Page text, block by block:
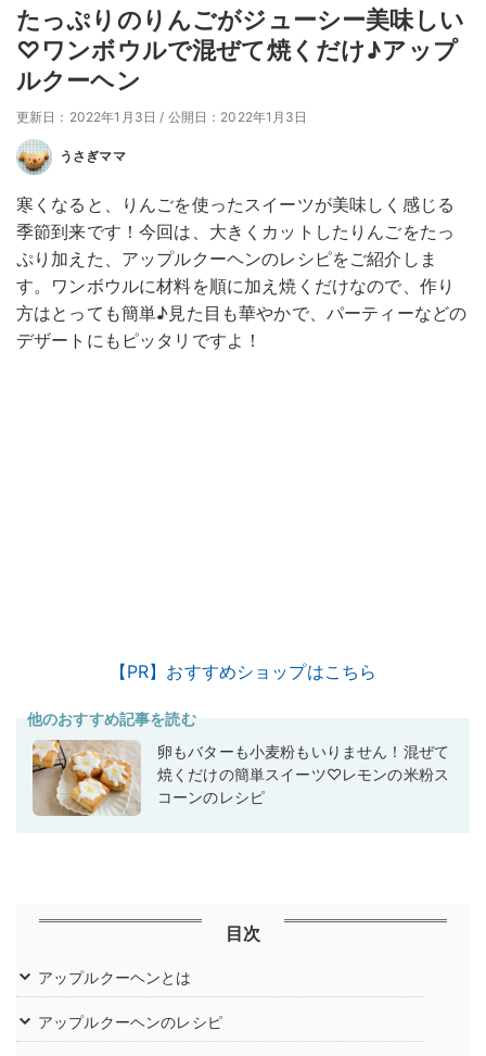
たっぷりのりんごがジューシー美味しい
♡ワンボウルで混ぜて焼くだけ♪アップ
ルクーヘン
更新日：2022年1月3日 / 公開日：2022年1月3日
うさぎママ
寒くなると、りんごを使ったスイーツが美味しく感じる
季節到来です！今回は、大きくカットしたりんごをたっ
ぷり加えた、アップルクーヘンのレシピをご紹介しま
す。ワンボウルに材料を順に加え焼くだけなので、作り
方はとっても簡単♪見た目も華やかで、パーティーなどの
デザートにもピッタリですよ！
【PR】おすすめショップはこちら
他のおすすめ記事を読む
卵もバターも小麦粉もいりません！混ぜて
焼くだけの簡単スイーツ♡レモンの米粉ス
コーンのレシピ
目次
アップルクーヘンとは
アップルクーヘンのレシピ